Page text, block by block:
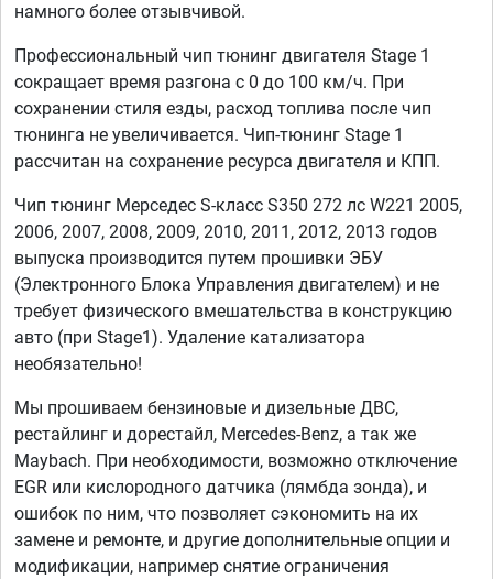
намного более отзывчивой.
Профессиональный чип тюнинг двигателя Stage 1
сокращает время разгона с 0 до 100 км/ч. При
сохранении стиля езды, расход топлива после чип
тюнинга не увеличивается. Чип-тюнинг Stage 1
рассчитан на сохранение ресурса двигателя и КПП.
Чип тюнинг Мерседес S-класс S350 272 лс W221 2005,
2006, 2007, 2008, 2009, 2010, 2011, 2012, 2013 годов
выпуска производится путем прошивки ЭБУ
(Электронного Блока Управления двигателем) и не
требует физического вмешательства в конструкцию
авто (при Stage1). Удаление катализатора
необязательно!
Мы прошиваем бензиновые и дизельные ДВС,
рестайлинг и дорестайл, Mercedes-Benz, а так же
Maybach. При необходимости, возможно отключение
EGR или кислородного датчика (лямбда зонда), и
ошибок по ним, что позволяет сэкономить на их
замене и ремонте, и другие дополнительные опции и
модификации, например снятие ограничения